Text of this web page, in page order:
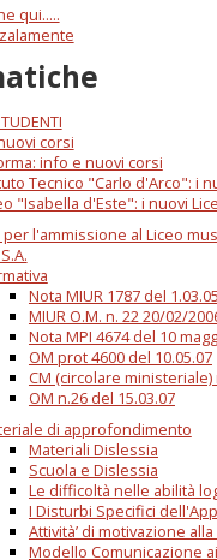
qui.....
corsi
info e nuovi corsi
Tecnico "Carlo d'Arco": i
"Isabella d'Este": i nuovi
l'ammissione al Liceo
Nota MIUR 1787 del 1.03.05
MIUR O.M. n. 22 20/02/
Nota MPI 4674 del 10
OM prot 4600 del 10.05.07
CM (circolare ministeriale)
OM n.26 del 15.03.07
di approfondimento
Materiali Dislessia
Scuola e Dislessia
Le difficoltà nelle abilità
I Disturbi Specifici
Attività’ di motivazione
Modello Comunicazione